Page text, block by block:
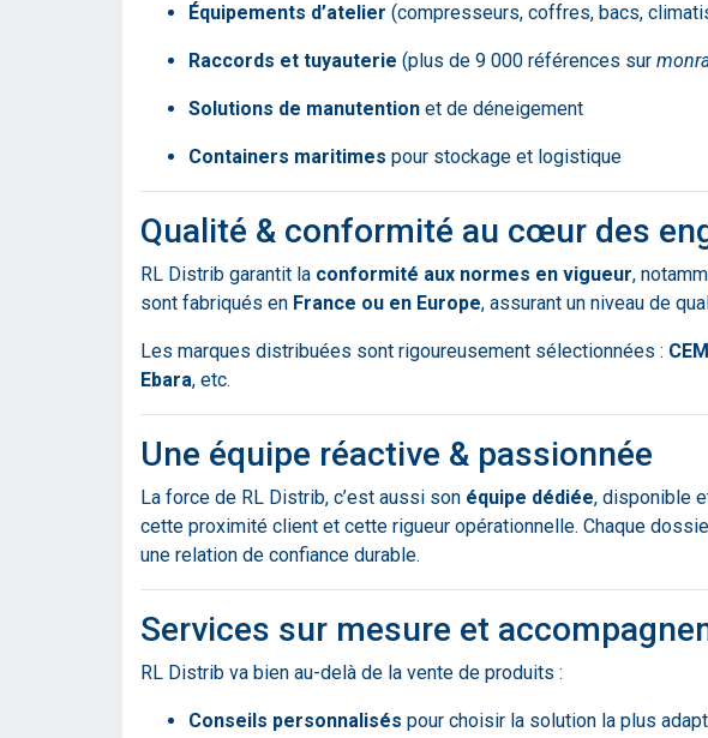
Équipements d’atelier (compresseurs, coffres, bacs,
Raccords et tuyauterie (plus de 9 000 références sur
Solutions de manutention et de déneigement
Containers maritimes pour stockage et logistique
Qualité & conformité au cœur des
RL Distrib garantit la conformité aux normes en vigueur,
sont fabriqués en France ou en Europe, assurant un niveau de
Les marques distribuées sont rigoureusement sélectionnées :
Ebara, etc.
Une équipe réactive & passionnée
La force de RL Distrib, c’est aussi son équipe dédiée, disponible
cette proximité client et cette rigueur opérationnelle. Chaque
une relation de confiance durable.
Services sur mesure et
RL Distrib va bien au-delà de la vente de produits :
Conseils personnalisés pour choisir la solution la plus